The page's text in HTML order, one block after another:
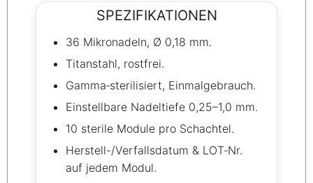
SPEZIFIKATIONEN
36 Mikronadeln, Ø 0,18 mm.
Titanstahl, rostfrei.
Gamma‑sterilisiert, Einmalgebrauch.
Einstellbare Nadeltiefe 0,25–1,0 mm.
10 sterile Module pro Schachtel.
Herstell-/Verfallsdatum & LOT‑Nr.
auf jedem Modul.